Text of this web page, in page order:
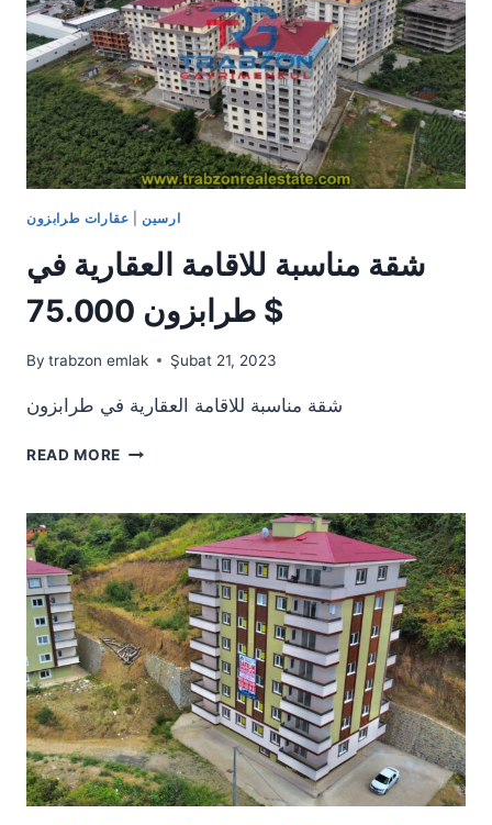
ارسين| عقارات طرابزون
شقة مناسبة للاقامة العقارية في
طرابزون 75.000 $
By trabzon emlak Şubat 21, 2023
شقة مناسبة للاقامة العقارية في طرابزون
READ MORE شقة
العقارية
في
طرابزون
75.000
$